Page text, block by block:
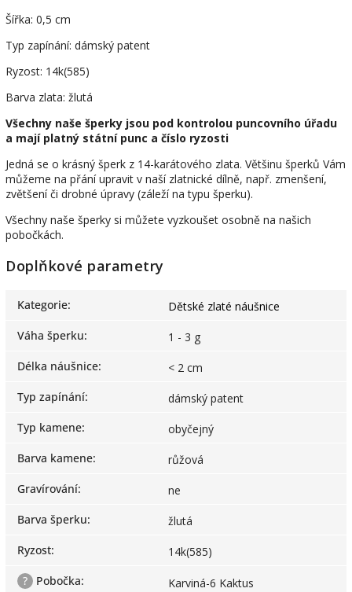
Šířka: 0,5 cm
Typ zapínání: dámský patent
Ryzost: 14k(585)
Barva zlata: žlutá
Všechny naše šperky jsou pod kontrolou puncovního úřadu
a mají platný státní punc a číslo ryzosti
Jedná se o krásný šperk z 14-karátového zlata. Většinu šperků Vám
můžeme na přání upravit v naší zlatnické dílně, např. zmenšení,
zvětšení či drobné úpravy (záleží na typu šperku).
Všechny naše šperky si můžete vyzkoušet osobně na našich
pobočkách.
Doplňkové parametry
Kategorie:
Dětské zlaté náušnice
Váha šperku:
1 - 3 g
Délka náušnice:
< 2 cm
Typ zapínání:
dámský patent
Typ kamene:
obyčejný
Barva kamene:
růžová
Gravírování:
ne
Barva šperku:
žlutá
Ryzost:
14k(585)
?
Pobočka:
Karviná-6 Kaktus